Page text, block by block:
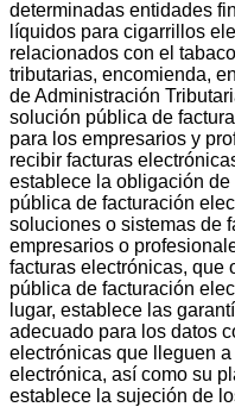
determinadas entidades
líquidos para cigarrillos
relacionados con el
tributarias, encomienda,
de Administración
solución pública de
para los empresarios y
recibir facturas
establece la obligación
pública de facturación
soluciones o sistemas de
empresarios o
facturas electrónicas, que
pública de facturación
lugar, establece las
adecuado para los datos
electrónicas que lleguen
electrónica, así como su
establece la sujeción de